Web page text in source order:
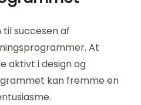
succesen af
At
aktivt i design og
kan fremme en